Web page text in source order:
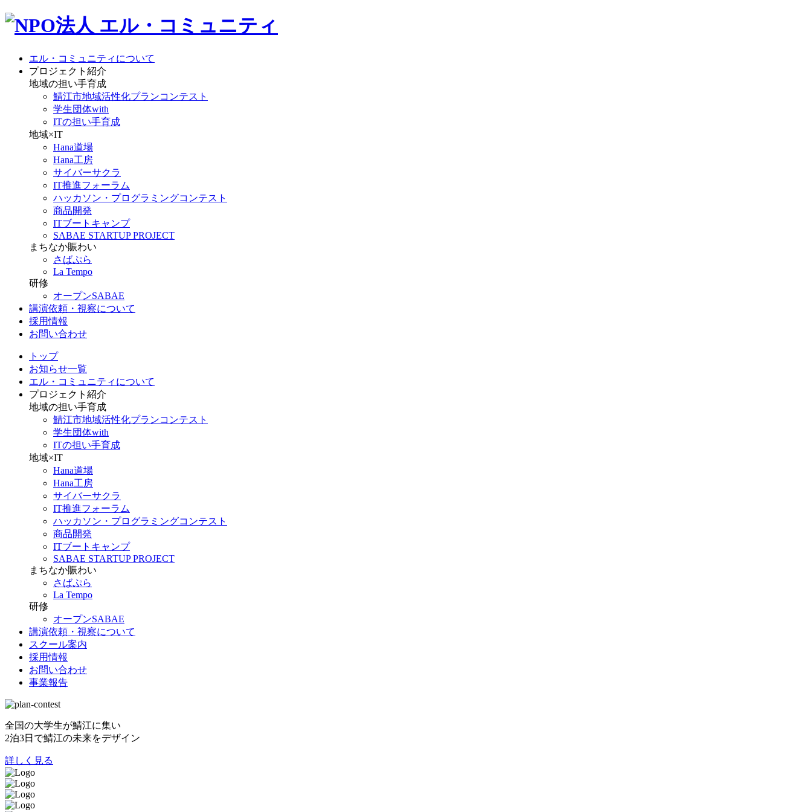
エル・コミュニティについて
プロジェクト紹介
地域の担い手育成
鯖江市地域活性化プランコンテスト
学生団体with
ITの担い手育成
地域×IT
Hana道場
Hana工房
サイバーサクラ
IT推進フォーラム
ハッカソン・プログラミングコンテスト
商品開発
ITブートキャンプ
SABAE STARTUP PROJECT
まちなか賑わい
さばぷら
La Tempo
研修
オープンSABAE
講演依頼・視察について
採用情報
お問い合わせ
トップ
お知らせ一覧
エル・コミュニティについて
プロジェクト紹介
地域の担い手育成
鯖江市地域活性化プランコンテスト
学生団体with
ITの担い手育成
地域×IT
Hana道場
Hana工房
サイバーサクラ
IT推進フォーラム
ハッカソン・プログラミングコンテスト
商品開発
ITブートキャンプ
SABAE STARTUP PROJECT
まちなか賑わい
さばぷら
La Tempo
研修
オープンSABAE
講演依頼・視察について
スクール案内
採用情報
お問い合わせ
事業報告
全国の大学生が鯖江に集い
2泊3日で鯖江の未来をデザイン
詳しく見る